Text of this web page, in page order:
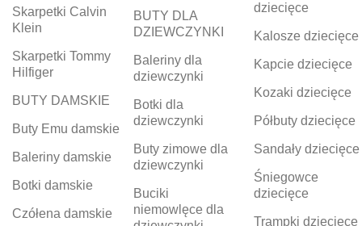
Skarpetki Calvin
Klein
Skarpetki Tommy
Hilfiger
BUTY DAMSKIE
Buty Emu damskie
Baleriny damskie
Botki damskie
Czółena damskie
BUTY DLA
DZIEWCZYNKI
Baleriny dla
dziewczynki
Botki dla
dziewczynki
Buty zimowe dla
dziewczynki
Buciki
niemowlęce dla
dziecięce
Kalosze dziecięce
Kapcie dziecięce
Kozaki dziecięce
Półbuty dziecięce
Sandały dziecięce
Śniegowce
dziecięce
Trampki dziecięce